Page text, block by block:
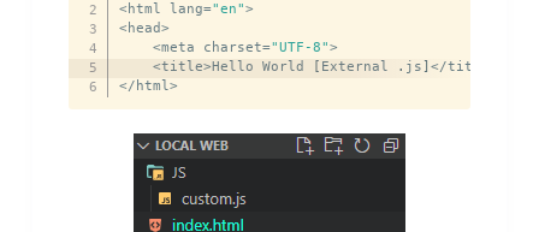
< html lang="en">
< head>
<meta charset="UTF-8">
<title>Hello World External . js </title
</ html>